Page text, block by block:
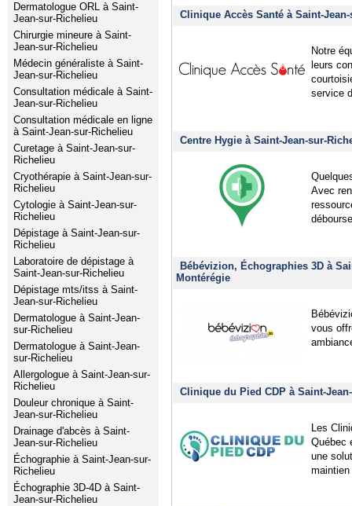
Dermatologue ORL à Saint-
Jean-sur-Richelieu
Chirurgie mineure à Saint-
Jean-sur-Richelieu
Médecin généraliste à Saint-
Jean-sur-Richelieu
Consultation médicale à Saint-
Jean-sur-Richelieu
Consultation médicale en ligne
à Saint-Jean-sur-Richelieu
Curetage à Saint-Jean-sur-
Richelieu
Cryothérapie à Saint-Jean-sur-
Richelieu
Cytologie à Saint-Jean-sur-
Richelieu
Dépistage à Saint-Jean-sur-
Richelieu
Laboratoire de dépistage à
Saint-Jean-sur-Richelieu
Dépistage mts/itss à Saint-
Jean-sur-Richelieu
Dermatologue à Saint-Jean-
sur-Richelieu
Dermatologue à Saint-Jean-
sur-Richelieu
Allergologue à Saint-Jean-sur-
Richelieu
Douleur chronique à Saint-
Jean-sur-Richelieu
Drainage d'abcès à Saint-
Jean-sur-Richelieu
Échographie à Saint-Jean-sur-
Richelieu
Échographie 3D-4D à Saint-
Jean-sur-Richelieu
Clinique Accès Santé à Saint-
Notre
leurs
service
Centre Hygie à Saint-Jean-sur-
Avec
Bébévizion, Échographies 3D à
Montérégie
vous
Clinique du Pied CDP à Saint-
Les
Québec
une